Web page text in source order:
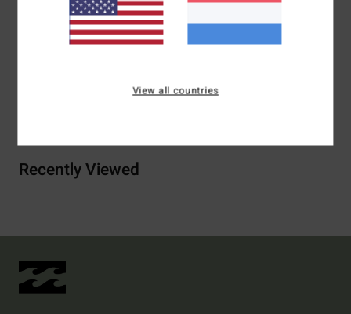
zonlicht drogen.
Samenstelling80% neopreen, 20% nylon
Recently Viewed
View all countries